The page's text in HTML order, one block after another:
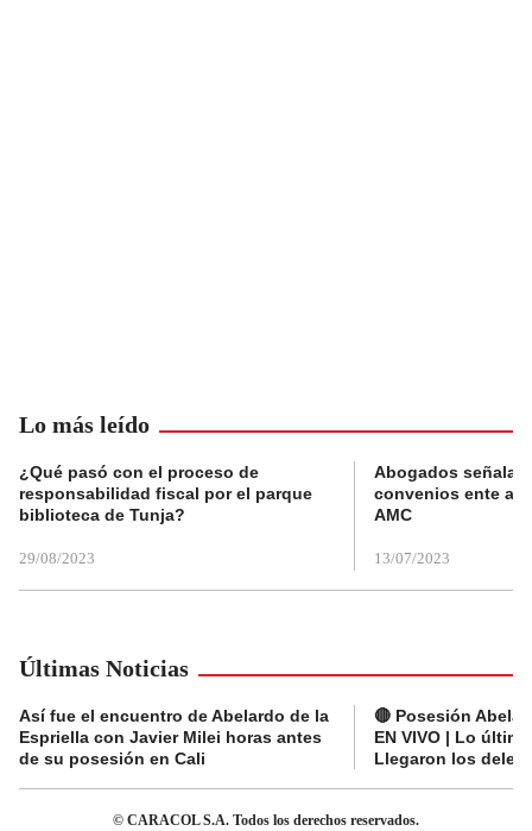
Lo más leído
¿Qué pasó con el proceso de
responsabilidad fiscal por el parque
biblioteca de Tunja?
29/08/2023
Abogados
convenios ente
AMC
13/07/2023
Últimas Noticias
Así fue el encuentro de Abelardo de la
Espriella con Javier Milei horas antes
de su posesión en Cali
🔴 Posesión
EN VIVO | Lo
Llegaron los
© CARACOL S.A. Todos los derechos reservados.